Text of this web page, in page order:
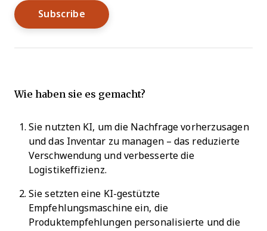
Wie haben sie es gemacht?
Sie nutzten KI, um die Nachfrage vorherzusagen
und das Inventar zu managen – das reduzierte
Verschwendung und verbesserte die
Logistikeffizienz.
Sie setzten eine KI-gestützte
Empfehlungsmaschine ein, die
Produktempfehlungen personalisierte und die